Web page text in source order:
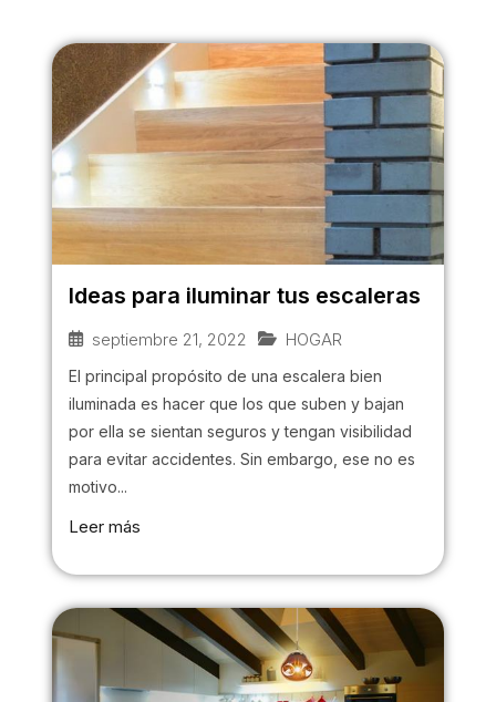
Ideas para iluminar tus escaleras
septiembre 21, 2022 HOGAR
El principal propósito de una escalera bien
iluminada es hacer que los que suben y bajan
por ella se sientan seguros y tengan visibilidad
para evitar accidentes. Sin embargo, ese no es
motivo...
Leer más